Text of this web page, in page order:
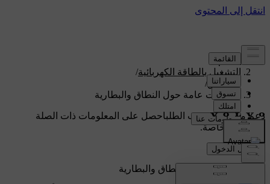
الدعم/
التشغيل بالطاقة الكهربائية/
النطاق /
معلومات عامة حول النطاق والبطارية
دعم مخصص حسب الطلباحصل على المعلومات ذات الصلة
بسيارتك الخاصة.
تسجيل الدخول
معلومات عامة حول النطاق والبطارية